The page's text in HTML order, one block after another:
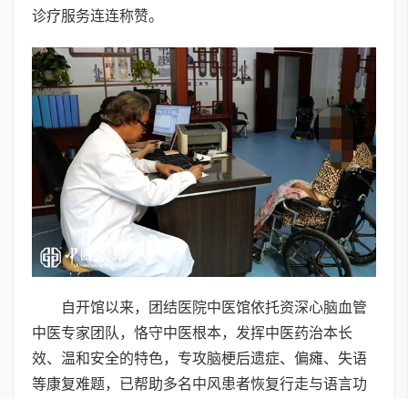
诊疗服务连连称赞。
自开馆以来，团结医院中医馆依托资深心脑血管
中医专家团队，恪守中医根本，发挥中医药治本长
效、温和安全的特色，专攻脑梗后遗症、偏瘫、失语
等康复难题，已帮助多名中风患者恢复行走与语言功